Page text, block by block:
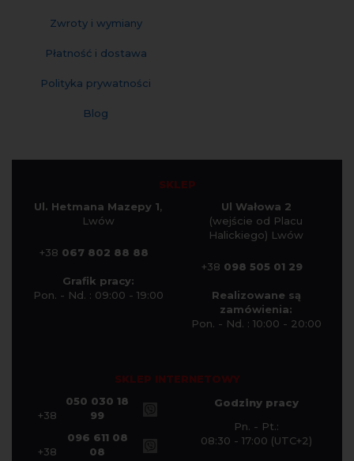
Zwroty i wymiany
Płatność i dostawa
Polityka prywatności
Blog
SKLEP
Ul. Hetmana Mazepy 1,
Lwów
+38 067 802 88 88
Grafik pracy:
Pon. - Nd. : 09:00 - 19:00
Ul Wałowa 2
(wejście od Placu
Halickiego) Lwów
+38 098 505 01 29
Realizowane są
zamówienia:
Pon. - Nd. : 10:00 - 20:00
SKLEP INTERNETOWY
+38
050 030 18
99
+38
096 611 08
08
Godziny pracy
Pn. - Pt.:
08:30 - 17:00 (UTC+2)